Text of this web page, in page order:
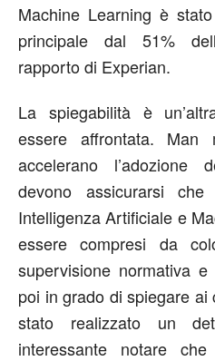
Machine Learning è
principale dal 51%
rapporto di Experian.
La spiegabilità è
essere affrontata.
accelerano l’adozione
devono assicurarsi
Intelligenza Artificiale e
essere compresi da
supervisione normativa
poi in grado di spiegare
stato realizzato un
interessante notare